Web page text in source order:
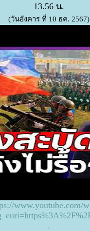
13.56 น.
(วันอังคาร ที่ 10 ธค. 2567)
www.youtube.com/
.